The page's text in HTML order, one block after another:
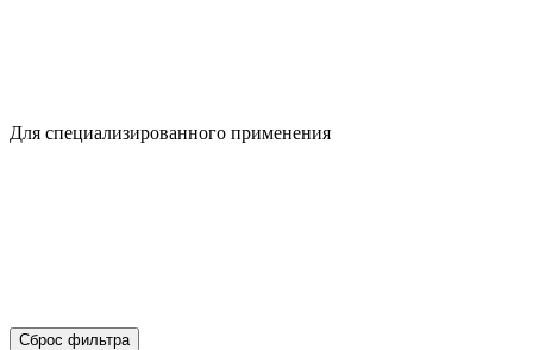
Для специализированного применения
Сброс фильтра